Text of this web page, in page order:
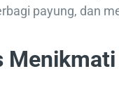
payung, dan